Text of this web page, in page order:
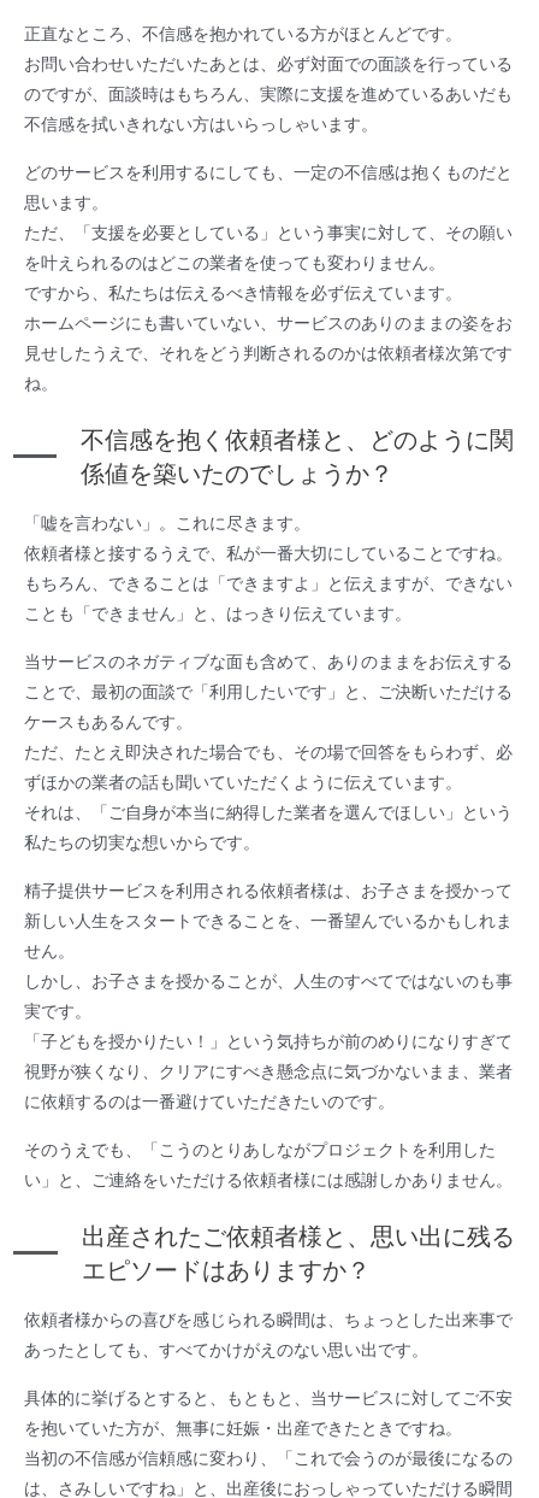
正直なところ、不信感を抱かれている方がほとんどです。
お問い合わせいただいたあとは、必ず対面での面談を行っている
のですが、面談時はもちろん、実際に支援を進めているあいだも
不信感を拭いきれない方はいらっしゃいます。
どのサービスを利用するにしても、一定の不信感は抱くものだと
思います。
ただ、「支援を必要としている」という事実に対して、その願い
を叶えられるのはどこの業者を使っても変わりません。
ですから、私たちは伝えるべき情報を必ず伝えています。
ホームページにも書いていない、サービスのありのままの姿をお
見せしたうえで、それをどう判断されるのかは依頼者様次第です
ね。
不信感を抱く依頼者様と、どのように関
係値を築いたのでしょうか？
「嘘を言わない」。これに尽きます。
依頼者様と接するうえで、私が一番大切にしていることですね。
もちろん、できることは「できますよ」と伝えますが、できない
ことも「できません」と、はっきり伝えています。
当サービスのネガティブな面も含めて、ありのままをお伝えする
ことで、最初の面談で「利用したいです」と、ご決断いただける
ケースもあるんです。
ただ、たとえ即決された場合でも、その場で回答をもらわず、必
ずほかの業者の話も聞いていただくように伝えています。
それは、「ご自身が本当に納得した業者を選んでほしい」という
私たちの切実な想いからです。
精子提供サービスを利用される依頼者様は、お子さまを授かって
新しい人生をスタートできることを、一番望んでいるかもしれま
せん。
しかし、お子さまを授かることが、人生のすべてではないのも事
実です。
「子どもを授かりたい！」という気持ちが前のめりになりすぎて
視野が狭くなり、クリアにすべき懸念点に気づかないまま、業者
に依頼するのは一番避けていただきたいのです。
そのうえでも、「こうのとりあしながプロジェクトを利用した
い」と、ご連絡をいただける依頼者様には感謝しかありません。
出産されたご依頼者様と、思い出に残る
エピソードはありますか？
依頼者様からの喜びを感じられる瞬間は、ちょっとした出来事で
あったとしても、すべてかけがえのない思い出です。
具体的に挙げるとすると、もともと、当サービスに対してご不安
を抱いていた方が、無事に妊娠・出産できたときですね。
当初の不信感が信頼感に変わり、「これで会うのが最後になるの
は、さみしいですね」と、出産後におっしゃっていただける瞬間